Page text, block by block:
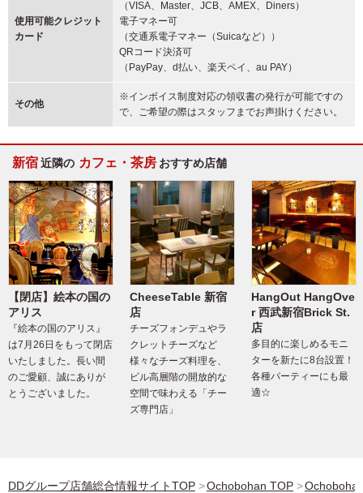
使用可能クレジット
カード
（VISA、Master、JCB、AMEX、Diners）
電子マネー可
（交通系電子マネー（Suicaなど））
QRコード決済可
（PayPay、d払い、楽天ペイ、au PAY）
その他
※インボイス制度対応の領収書の発行が可能ですの
で、ご希望の際はスタッフまでお声掛けください。
新宿近隣の カフェ・茶房 おすすめ店舗
【閉店】絵本の国の
アリス
『絵本の国のアリス』
は7月26日をもって閉店
いたしました。長い間
のご愛顧、誠にありが
とうございました。
CheeseTable 新宿
店
チーズフォンデュやラ
クレットチーズなど
様々なチーズ料理を、
ビル高層階の開放的な
空間で味わえる「チー
ズ専門店」
HangOut HangOve
r 西武新宿Brick St.
店
多目的に楽しめるモニ
ターを新たに8台設置！
各種パーティーにも最
適☆
DDグループ店舗総合情報サイトTOP Ochobohan TOP